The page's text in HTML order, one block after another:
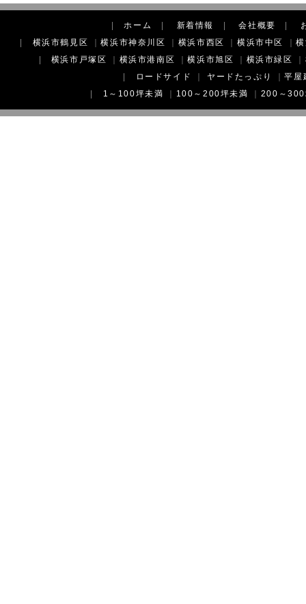
|ホーム 新着情報 |会社概要
横浜市鶴見区 ｜横浜市神奈川区 横浜市西区 ｜横浜市中区 ｜
横浜市戸塚区 横浜市港南区 ｜横浜市旭区 横浜市緑区
ロードサイド ヤードたっぷり ｜平屋
1～100坪未満 100～200坪未満 200～300